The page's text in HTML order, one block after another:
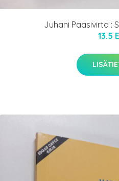
Juhani Paasivirta :
13.5